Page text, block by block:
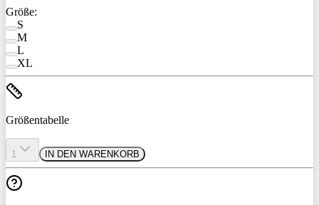
Größe:
S
M
L
XL
Größentabelle
1 IN DEN WARENKORB